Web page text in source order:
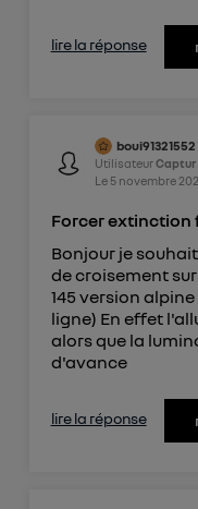
lire la réponse
boui91321552
UtilisateurCaptur
Le 5 novembre
Forcer extinction
Bonjour je
de croisement
145 version
ligne) En effet
alors que la
d'avance
lire la réponse